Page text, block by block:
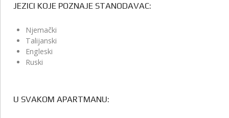
JEZICI KOJE POZNAJE STANODAVAC:
Njemački
Talijanski
Engleski
Ruski
U SVAKOM APARTMANU: